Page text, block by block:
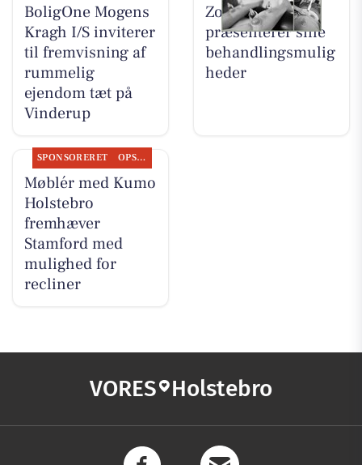
BoligOne Mogens
Kragh I/S inviterer
til fremvisning af
rummelig
ejendom tæt på
Vinderup
Zones By Gitte
præsenterer sine
behandlingsmulig
heder
SPONSORERET OPSLAGSTAVLEN
Møblér med Kumo
Holstebro
fremhæver
Stamford med
mulighed for
recliner
VORES Holstebro